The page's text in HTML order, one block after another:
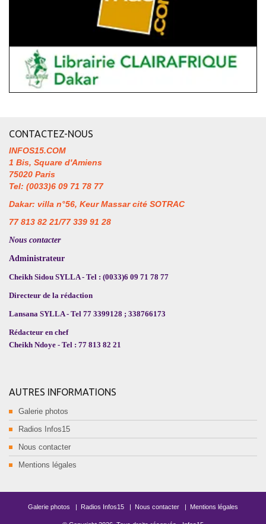
CONTACTEZ-NOUS
INFOS15.COM
1 Bis, Square d'Amiens
75020 Paris
Tel: (0033)6 09 71 78 77
Dakar: villa n°56, Keur Massar cité SOTRAC
77 813 82 21/77 339 91 28
Nous contacter
Administrateur
Cheikh Sidou SYLLA - Tel : (0033)6 09 71 78 77
Directeur de la rédaction
Lansana SYLLA - Tel 77 3399128 ; 338766173
Rédacteur en chef
Cheikh Ndoye - Tel : 77 813 82 21
AUTRES INFORMATIONS
Galerie photos
Radios Infos15
Nous contacter
Mentions légales
Galerie photos Radios Infos15 Nous contacter Mentions légales